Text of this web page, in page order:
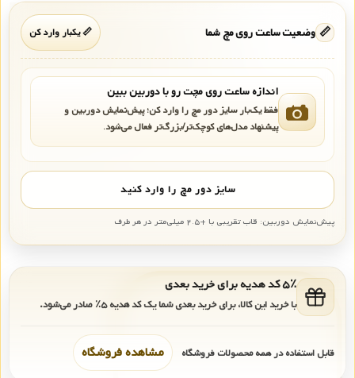
📏 وضعیت ساعت روی مچ شما 📏 یکبار وارد کن
اندازه ساعت روی مچت رو با دوربین ببین
فقط یک‌بار سایز دور مچ را وارد کن؛ پیش‌نمایش دوربین و
پیشنهاد مدل‌های کوچک‌تر/بزرگ‌تر فعال می‌شود.
سایز دور مچ را وارد کنید
پیش‌نمایش دوربین: قاب تقریبی با +۲.۵ میلی‌متر در هر طرف
۵٪ کد هدیه برای خرید بعدی
با خرید این کالا، برای خرید بعدی شما یک کد هدیه۵٪ صادر می‌شود.
قابل استفاده در همه محصولات فروشگاه مشاهده فروشگاه